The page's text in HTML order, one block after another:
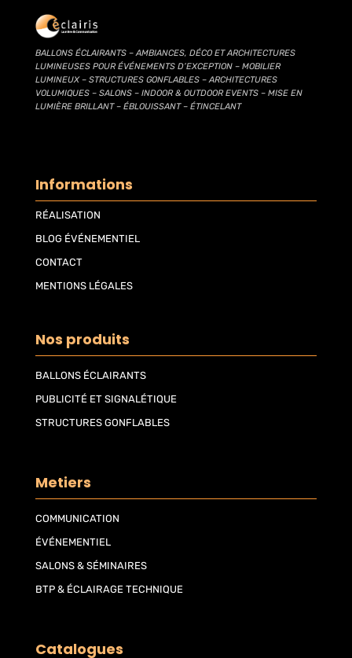
BALLONS ÉCLAIRANTS – AMBIANCES, DÉCO ET ARCHITECTURES
LUMINEUSES POUR ÉVÉNEMENTS D’EXCEPTION – MOBILIER
LUMINEUX – STRUCTURES GONFLABLES – ARCHITECTURES
VOLUMIQUES – SALONS – INDOOR & OUTDOOR EVENTS – MISE EN
LUMIÈRE BRILLANT – ÉBLOUISSANT – ÉTINCELANT
Informations
RÉALISATION
BLOG ÉVÉNEMENTIEL
CONTACT
MENTIONS LÉGALES
Nos produits
BALLONS ÉCLAIRANTS
PUBLICITÉ ET SIGNALÉTIQUE
STRUCTURES GONFLABLES
Metiers
COMMUNICATION
ÉVÉNEMENTIEL
SALONS & SÉMINAIRES
BTP & ÉCLAIRAGE TECHNIQUE
Catalogues